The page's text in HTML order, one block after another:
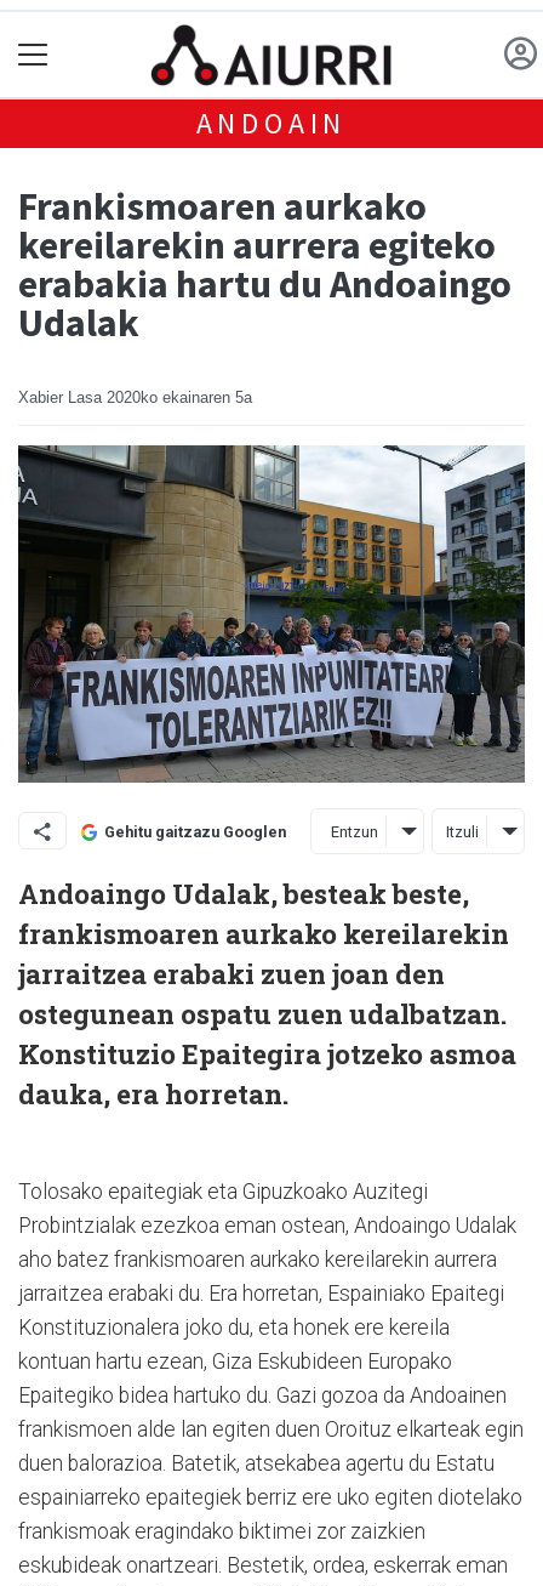
ANDOAIN
Frankismoaren aurkako
kereilarekin aurrera egiteko
erabakia hartu du Andoaingo
Udalak
Xabier Lasa 2020ko ekainaren 5a
Gehitu gaitzazu Googlen Entzun Itzuli
Andoaingo Udalak, besteak beste,
frankismoaren aurkako kereilarekin
jarraitzea erabaki zuen joan den
ostegunean ospatu zuen udalbatzan.
Konstituzio Epaitegira jotzeko asmoa
dauka, era horretan.
Tolosako epaitegiak eta Gipuzkoako Auzitegi
Probintzialak ezezkoa eman ostean, Andoaingo Udalak
aho batez frankismoaren aurkako kereilarekin aurrera
jarraitzea erabaki du. Era horretan, Espainiako Epaitegi
Konstituzionalera joko du, eta honek ere kereila
kontuan hartu ezean, Giza Eskubideen Europako
Epaitegiko bidea hartuko du. Gazi gozoa da Andoainen
frankismoen alde lan egiten duen Oroituz elkarteak egin
duen balorazioa. Batetik, atsekabea agertu du Estatu
espainiarreko epaitegiek berriz ere uko egiten diotelako
frankismoak eragindako biktimei zor zaizkien
eskubideak onartzeari. Bestetik, ordea, eskerrak eman